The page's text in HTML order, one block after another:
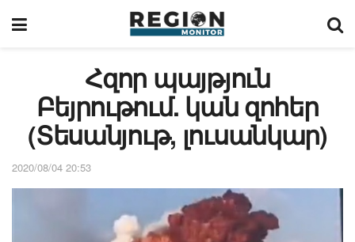
Հզոր պայթյուն
Բեյրութում. կան զոհեր
(Տեսանյութ, լուսանկար)
2020/08/04 20:53